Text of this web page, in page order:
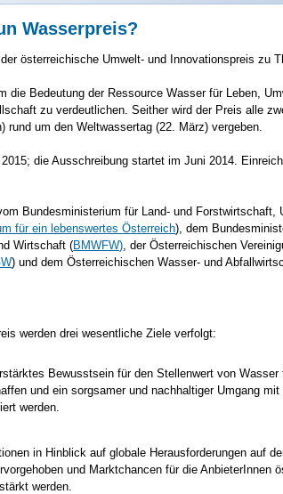
Wasserpreis?
österreichische Umwelt- und Innovationspreis zu
die Bedeutung der Ressource Wasser für Leben,
zu verdeutlichen. Seither wird der Preis alle
rund um den Weltwassertag (22. März) vergeben.
die Ausschreibung startet im Juni 2014.
Bundesministerium für Land- und Forstwirtschaft,
für ein lebenswertes Österreich), dem
Wirtschaft (BMWFW) , der Österreichischen
) und dem Österreichischen Wasser- und
werden drei wesentliche Ziele verfolgt:
Bewusstsein für den Stellenwert von
und ein sorgsamer und nachhaltiger Umgang
werden.
in Hinblick auf globale Herausforderungen auf
und Marktchancen für die AnbieterInnen
werden.